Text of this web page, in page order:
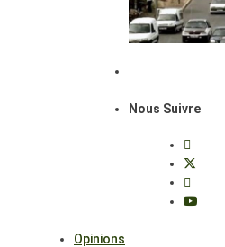
Nous Suivre
Opinions